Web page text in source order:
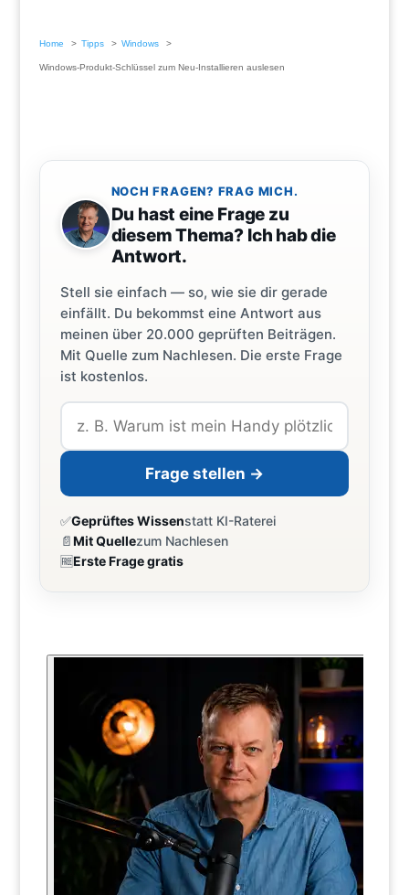
Home Tipps Windows
Windows-Produkt-Schlüssel zum Neu-Installieren auslesen
NOCH FRAGEN? FRAG MICH.
Du hast eine Frage zu
diesem Thema? Ich hab die
Antwort.
Stell sie einfach — so, wie sie dir gerade
einfällt. Du bekommst eine Antwort aus
meinen über 20.000 geprüften Beiträgen.
Mit Quelle zum Nachlesen. Die erste Frage
ist kostenlos.
Frage stellen →
✅Geprüftes Wissenstatt KI-Raterei
📄Mit Quellezum Nachlesen
🆓Erste Frage gratis